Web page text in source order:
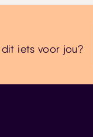
dit iets voor jou?